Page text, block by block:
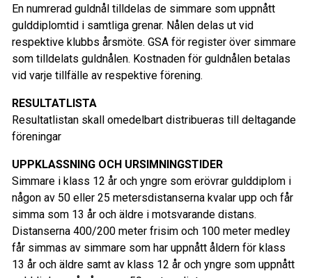
En numrerad guldnål tilldelas de simmare som uppnått
gulddiplomtid i samtliga grenar. Nålen delas ut vid
respektive klubbs årsmöte. GSA för register över simmare
som tilldelats guldnålen. Kostnaden för guldnålen betalas
vid varje tillfälle av respektive förening.
RESULTATLISTA
Resultatlistan skall omedelbart distribueras till deltagande
föreningar
UPPKLASSNING OCH URSIMNINGSTIDER
Simmare i klass 12 år och yngre som erövrar gulddiplom i
någon av 50 eller 25 metersdistanserna kvalar upp och får
simma som 13 år och äldre i motsvarande distans.
Distanserna 400/200 meter frisim och 100 meter medley
får simmas av simmare som har uppnått åldern för klass
13 år och äldre samt av klass 12 år och yngre som uppnått